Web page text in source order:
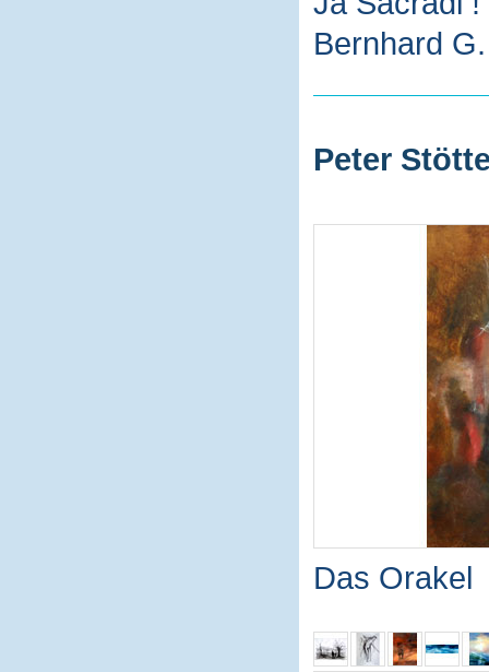
Bernhard
Peter
Das Orakel